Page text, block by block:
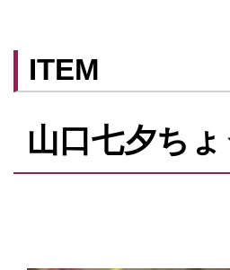
ITEM
山口七夕ち